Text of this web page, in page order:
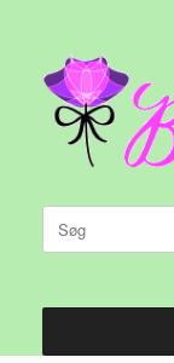
Søg
efter: